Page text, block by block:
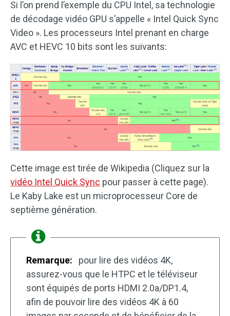
Si l’on prend l’exemple du CPU Intel, sa technologie
de décodage vidéo GPU s’appelle « Intel Quick Sync
Video ». Les processeurs Intel prenant en charge
AVC et HEVC 10 bits sont les suivants:
Cette image est tirée de Wikipedia (Cliquez sur la
vidéo Intel Quick Sync pour passer à cette page).
Le Kaby Lake est un microprocesseur Core de
septième génération.
Remarque:
pour lire des vidéos 4K,
assurez-vous que le HTPC et le téléviseur
sont équipés de ports HDMI 2.0a/DP1.4,
afin de pouvoir lire des vidéos 4K à 60